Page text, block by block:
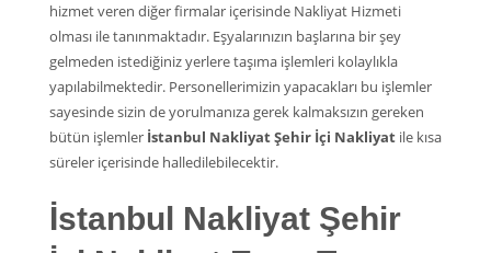
hizmet veren diğer firmalar içerisinde Nakliyat Hizmeti
olması ile tanınmaktadır. Eşyalarınızın başlarına bir şey
gelmeden istediğiniz yerlere taşıma işlemleri kolaylıkla
yapılabilmektedir. Personellerimizin yapacakları bu işlemler
sayesinde sizin de yorulmanıza gerek kalmaksızın gereken
bütün işlemler İstanbul Nakliyat Şehir İçi Nakliyat ile kısa
süreler içerisinde halledilebilecektir.
İstanbul Nakliyat Şehir